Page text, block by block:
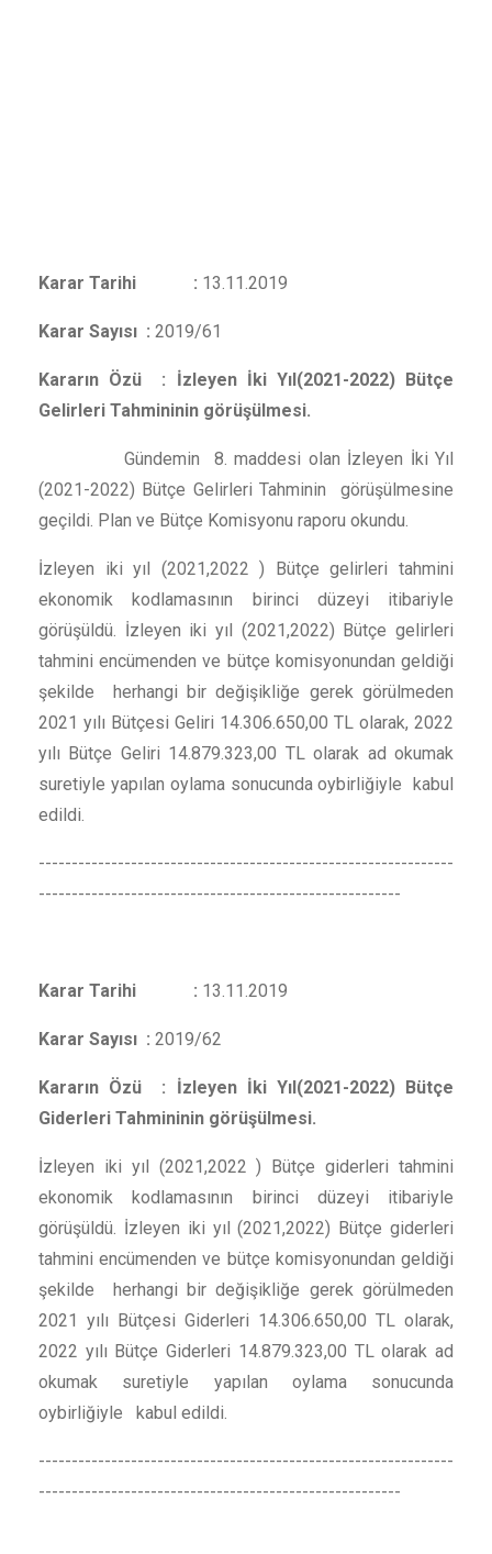
Karar Tarihi : 13.11.2019
Karar Sayısı : 2019/61
Kararın Özü : İzleyen İki Yıl(2021-2022) Bütçe
Gelirleri Tahmininin görüşülmesi.
Gündemin 8. maddesi olan İzleyen İki Yıl
(2021-2022) Bütçe Gelirleri Tahminin görüşülmesine
geçildi. Plan ve Bütçe Komisyonu raporu okundu.
İzleyen iki yıl (2021,2022 ) Bütçe gelirleri tahmini
ekonomik kodlamasının birinci düzeyi itibariyle
görüşüldü. İzleyen iki yıl (2021,2022) Bütçe gelirleri
tahmini encümenden ve bütçe komisyonundan geldiği
şekilde herhangi bir değişikliğe gerek görülmeden
2021 yılı Bütçesi Geliri 14.306.650,00 TL olarak, 2022
yılı Bütçe Geliri 14.879.323,00 TL olarak ad okumak
suretiyle yapılan oylama sonucunda oybirliğiyle kabul
edildi.
---------------------------------------------------------------
-------------------------------------------------------
Karar Tarihi : 13.11.2019
Karar Sayısı : 2019/62
Kararın Özü : İzleyen İki Yıl(2021-2022) Bütçe
Giderleri Tahmininin görüşülmesi.
İzleyen iki yıl (2021,2022 ) Bütçe giderleri tahmini
ekonomik kodlamasının birinci düzeyi itibariyle
görüşüldü. İzleyen iki yıl (2021,2022) Bütçe giderleri
tahmini encümenden ve bütçe komisyonundan geldiği
şekilde herhangi bir değişikliğe gerek görülmeden
2021 yılı Bütçesi Giderleri 14.306.650,00 TL olarak,
2022 yılı Bütçe Giderleri 14.879.323,00 TL olarak ad
okumak suretiyle yapılan oylama sonucunda
oybirliğiyle kabul edildi.
---------------------------------------------------------------
-------------------------------------------------------